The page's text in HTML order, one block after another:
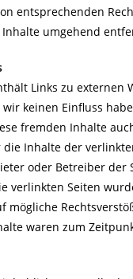
entsprechenden
umgehend
Links zu externen
keinen Einfluss
fremden Inhalte
Inhalte der
oder Betreiber der
verlinkten Seiten
mögliche
waren zum